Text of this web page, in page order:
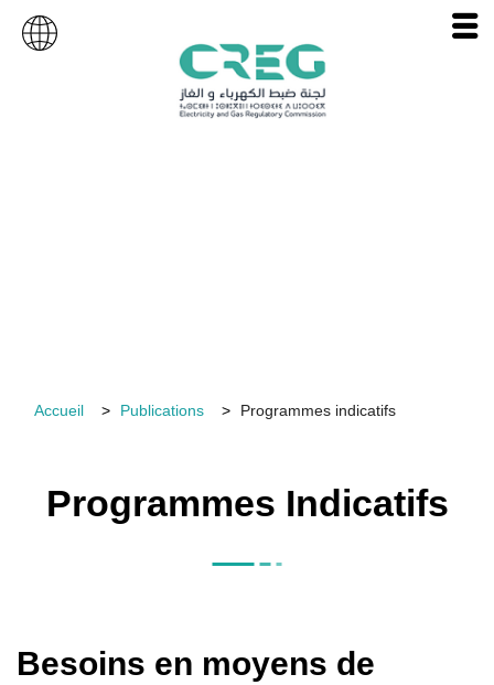
Accueil Publications Programmes indicatifs
Programmes Indicatifs
Besoins en moyens de